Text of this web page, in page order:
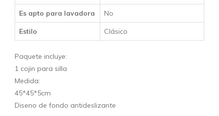
Es apto para lavadora No
Estilo Clásico
Paquete incluye:
1 cojin para silla
Medida:
45*45*5cm
Diseno de fondo antideslizante